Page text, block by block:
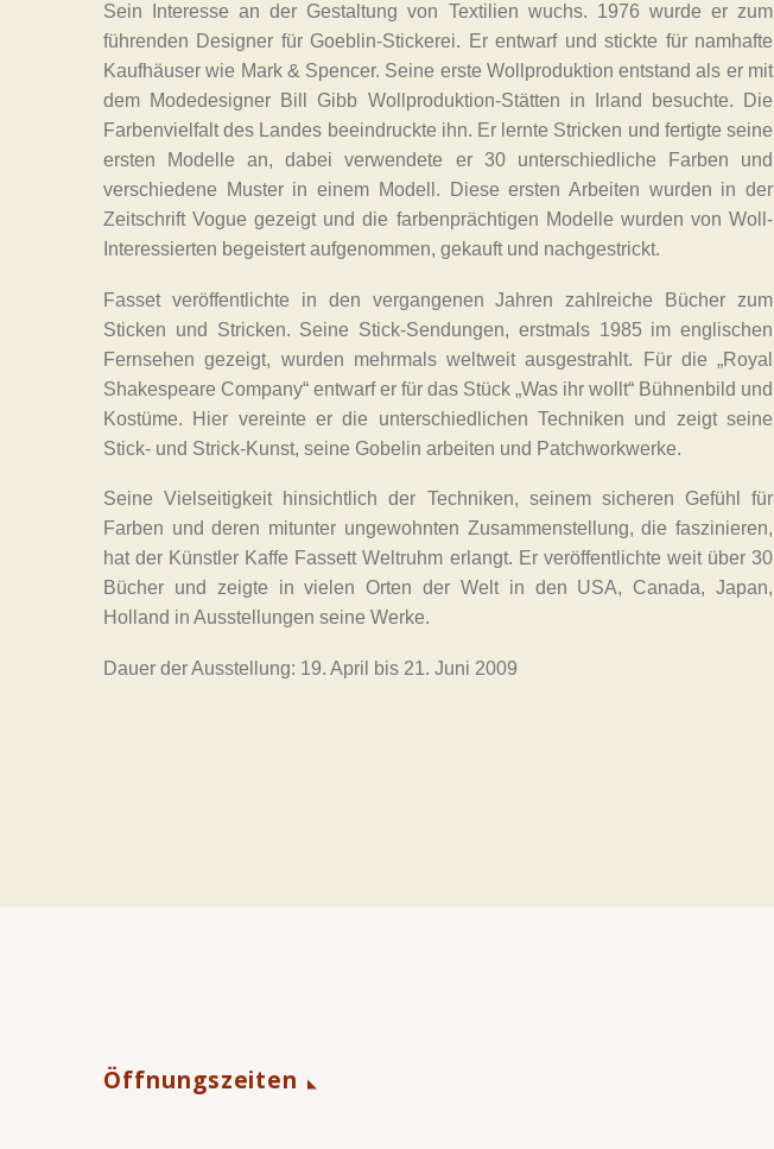
Sein Interesse an der Gestaltung von Textilien wuchs. 1976 wurde er zum
führenden Designer für Goeblin-Stickerei. Er entwarf und stickte für namhafte
Kaufhäuser wie Mark & Spencer. Seine erste Wollproduktion entstand als er mit
dem Modedesigner Bill Gibb Wollproduktion-Stätten in Irland besuchte. Die
Farbenvielfalt des Landes beeindruckte ihn. Er lernte Stricken und fertigte seine
ersten Modelle an, dabei verwendete er 30 unterschiedliche Farben und
verschiedene Muster in einem Modell. Diese ersten Arbeiten wurden in der
Zeitschrift Vogue gezeigt und die farbenprächtigen Modelle wurden von Woll-
Interessierten begeistert aufgenommen, gekauft und nachgestrickt.
Fasset veröffentlichte in den vergangenen Jahren zahlreiche Bücher zum
Sticken und Stricken. Seine Stick-Sendungen, erstmals 1985 im englischen
Fernsehen gezeigt, wurden mehrmals weltweit ausgestrahlt. Für die „Royal
Shakespeare Company“ entwarf er für das Stück „Was ihr wollt“ Bühnenbild und
Kostüme. Hier vereinte er die unterschiedlichen Techniken und zeigt seine
Stick- und Strick-Kunst, seine Gobelin arbeiten und Patchworkwerke.
Seine Vielseitigkeit hinsichtlich der Techniken, seinem sicheren Gefühl für
Farben und deren mitunter ungewohnten Zusammenstellung, die faszinieren,
hat der Künstler Kaffe Fassett Weltruhm erlangt. Er veröffentlichte weit über 30
Bücher und zeigte in vielen Orten der Welt in den USA, Canada, Japan,
Holland in Ausstellungen seine Werke.
Dauer der Ausstellung: 19. April bis 21. Juni 2009
Öffnungszeiten